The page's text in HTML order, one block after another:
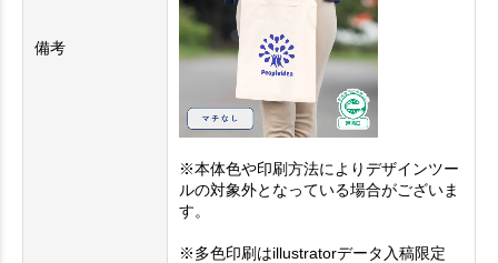
備考
※本体色や印刷方法によりデザインツー
ルの対象外となっている場合がございま
す。
※多色印刷はillustratorデータ入稿限定